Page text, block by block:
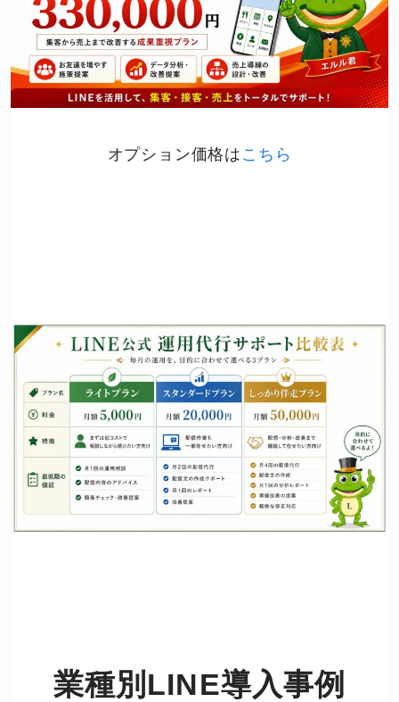
オプション価格は こちら
業種別LINE導入事例